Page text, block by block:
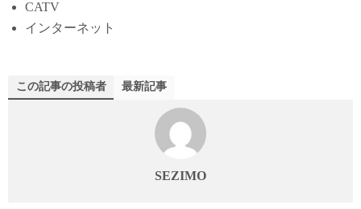
CATV
インターネット
この記事の投稿者 最新記事
SEZIMO